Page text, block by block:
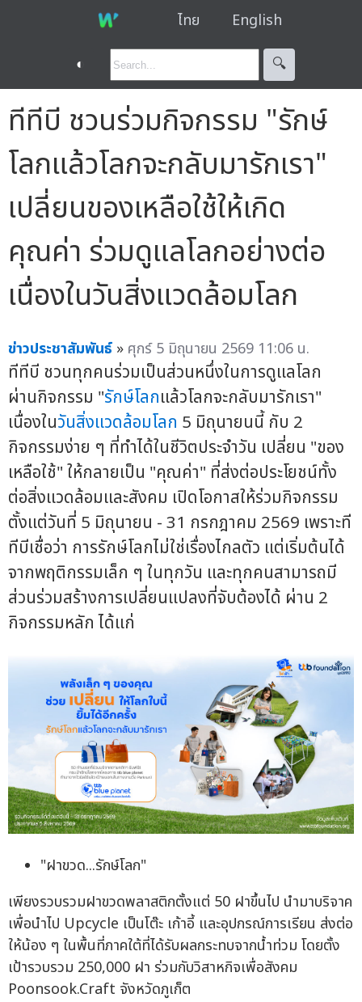
ไทย English
◐ 🔍︎
ทีทีบี ชวนร่วมกิจกรรม "รักษ์
โลกแล้วโลกจะกลับมารักเรา"
เปลี่ยนของเหลือใช้ให้เกิด
คุณค่า ร่วมดูแลโลกอย่างต่อ
เนื่องในวันสิ่งแวดล้อมโลก
ข่าวประชาสัมพันธ์ » ศุกร์ 5 มิถุนายน 2569 11:06 น.
ทีทีบี ชวนทุกคนร่วมเป็นส่วนหนึ่งในการดูแลโลก
ผ่านกิจกรรม "รักษ์โลกแล้วโลกจะกลับมารักเรา"
เนื่องในวันสิ่งแวดล้อมโลก 5 มิถุนายนนี้ กับ 2
กิจกรรมง่าย ๆ ที่ทำได้ในชีวิตประจำวัน เปลี่ยน "ของ
เหลือใช้" ให้กลายเป็น "คุณค่า" ที่ส่งต่อประโยชน์ทั้ง
ต่อสิ่งแวดล้อมและสังคม เปิดโอกาสให้ร่วมกิจกรรม
ตั้งแต่วันที่ 5 มิถุนายน - 31 กรกฎาคม 2569 เพราะที
ทีบีเชื่อว่า การรักษ์โลกไม่ใช่เรื่องไกลตัว แต่เริ่มต้นได้
จากพฤติกรรมเล็ก ๆ ในทุกวัน และทุกคนสามารถมี
ส่วนร่วมสร้างการเปลี่ยนแปลงที่จับต้องได้ ผ่าน 2
กิจกรรมหลัก ได้แก่
"ฝาขวด...รักษ์โลก"
เพียงรวบรวมฝาขวดพลาสติกตั้งแต่ 50 ฝาขึ้นไป นำมาบริจาค
เพื่อนำไป Upcycle เป็นโต๊ะ เก้าอี้ และอุปกรณ์การเรียน ส่งต่อ
ให้น้อง ๆ ในพื้นที่ภาคใต้ที่ได้รับผลกระทบจากน้ำท่วม โดยตั้ง
เป้ารวบรวม 250,000 ฝา ร่วมกับวิสาหกิจเพื่อสังคม
Poonsook.Craft จังหวัดภูเก็ต